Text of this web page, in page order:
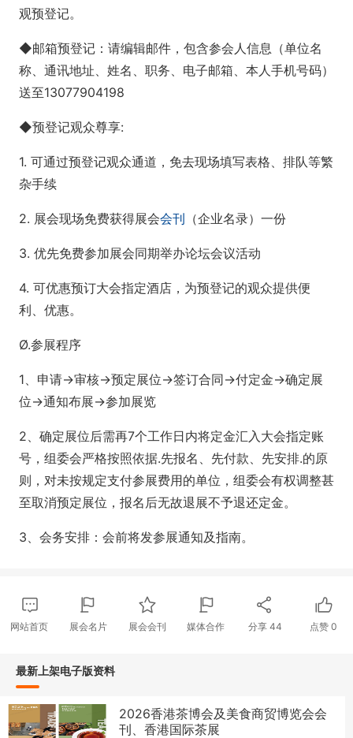
观预登记。
◆邮箱预登记：请编辑邮件，包含参会人信息（单位名
称、通讯地址、姓名、职务、电子邮箱、本人手机号码）
送至13077904198
◆预登记观众尊享:
1. 可通过预登记观众通道，免去现场填写表格、排队等繁
杂手续
2. 展会现场免费获得展会会刊 （企业名录）一份
3. 优先免费参加展会同期举办论坛会议活动
4. 可优惠预订大会指定酒店，为预登记的观众提供便
利、优惠。
Ø.参展程序
1、申请→审核→预定展位→签订合同→付定金→确定展
位→通知布展→参加展览
2、确定展位后需再7个工作日内将定金汇入大会指定账
号，组委会严格按照依据.先报名、先付款、先安排.的原
则，对未按规定支付参展费用的单位，组委会有权调整甚
至取消预定展位，报名后无故退展不予退还定金。
3、会务安排：会前将发参展通知及指南。
网站首页 展会名片 展会会刊 媒体合作 分享 44 点赞0
最新上架电子版资料
2026香港茶博会及美食商贸博览会会
刊、香港国际茶展